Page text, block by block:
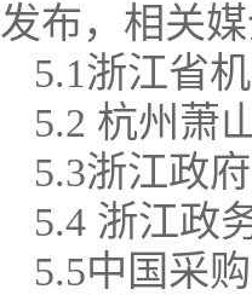
发布，相关媒
5.1浙江省
5.2 杭州萧
5.3浙江政
5.4 浙江政
5.5中国采